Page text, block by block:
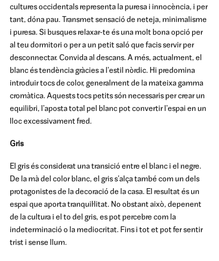
cultures occidentals representa la puresa i innocència, i per
tant, dóna pau. Transmet sensació de neteja, minimalisme
i puresa. Si busques relaxar-te és una molt bona opció per
al teu dormitori o per a un petit saló que facis servir per
desconnectar. Convida al descans. A més, actualment, el
blanc és tendència gràcies a l'estil nòrdic. Hi predomina
introduir tocs de color, generalment de la mateixa gamma
cromàtica. Aquests tocs petits són necessaris per crear un
equilibri, l'aposta total pel blanc pot convertir l'espai en un
lloc excessivament fred.
Gris
El gris és considerat una transició entre el blanc i el negre.
De la mà del color blanc, el gris s'alça també com un dels
protagonistes de la decoració de la casa. El resultat és un
espai que aporta tranquil·litat. No obstant això, depenent
de la cultura i el to del gris, es pot percebre com la
indeterminació o la mediocritat. Fins i tot et pot fer sentir
trist i sense llum.